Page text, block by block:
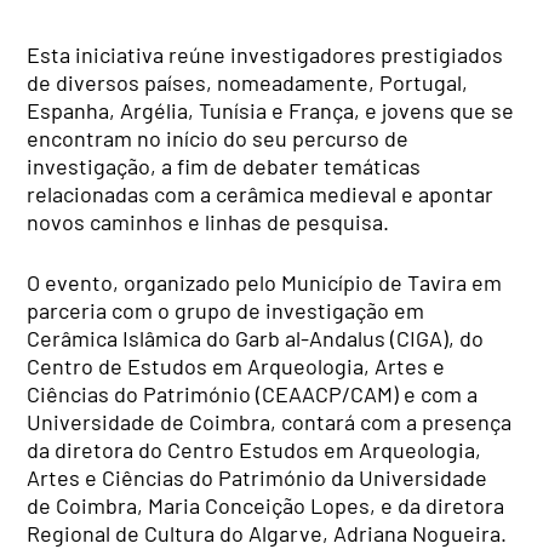
Esta iniciativa reúne investigadores prestigiados
de diversos países, nomeadamente, Portugal,
Espanha, Argélia, Tunísia e França, e jovens que se
encontram no início do seu percurso de
investigação, a fim de debater temáticas
relacionadas com a cerâmica medieval e apontar
novos caminhos e linhas de pesquisa.
O evento, organizado pelo Município de Tavira em
parceria com o grupo de investigação em
Cerâmica Islâmica do Garb al-Andalus (CIGA), do
Centro de Estudos em Arqueologia, Artes e
Ciências do Património (CEAACP/CAM) e com a
Universidade de Coimbra, contará com a presença
da diretora do Centro Estudos em Arqueologia,
Artes e Ciências do Património da Universidade
de Coimbra, Maria Conceição Lopes, e da diretora
Regional de Cultura do Algarve, Adriana Nogueira.